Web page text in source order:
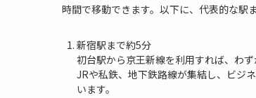
時間で移動できます。以下に、代表的な駅
新宿駅まで約5分
初台駅から京王新線を利用すれば、わ
JRや私鉄、地下鉄路線が集結し、ビジ
います。